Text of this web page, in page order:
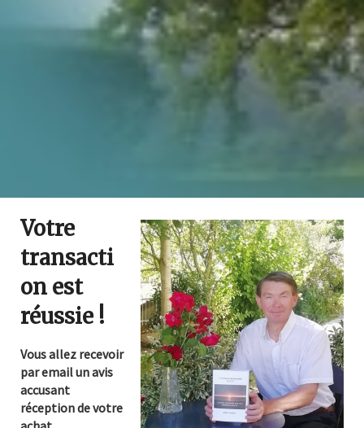
Votre
transacti
on est
réussie !
Vous allez recevoir
par email un avis
accusant
réception de votre